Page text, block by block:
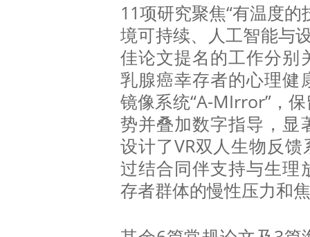
11项研究聚焦“有温度
境可持续、人工智能与
佳论文提名的工作分别
乳腺癌幸存者的心理健
镜像系统“A-MIrror”，
势并叠加数字指导，显
设计了VR双人生物反馈
过结合同伴支持与生理
存者群体的慢性压力和